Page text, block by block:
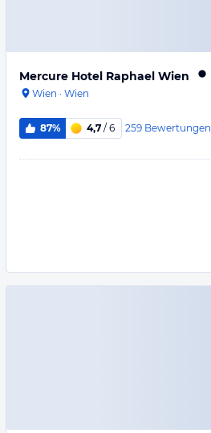
Mercure Hotel Raphael Wien
Wien · Wien
87% 4,7 / 6 259 Bewertungen